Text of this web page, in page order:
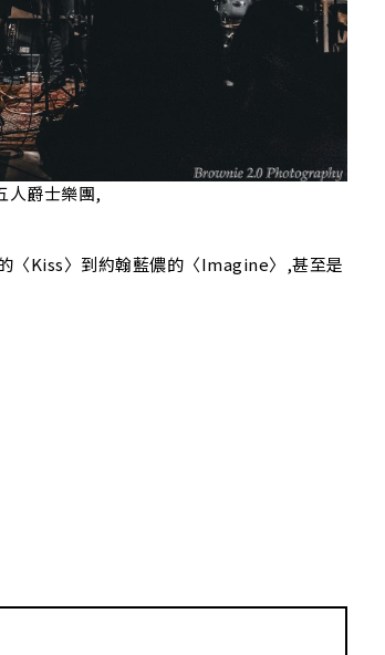
人爵士樂團,
〈Kiss〉到約翰藍儂的〈Imagine〉,甚至是